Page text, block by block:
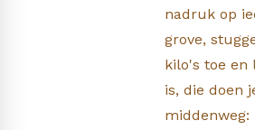
nadruk op
grove,
kilo's toe en
is, die doen
middenweg: